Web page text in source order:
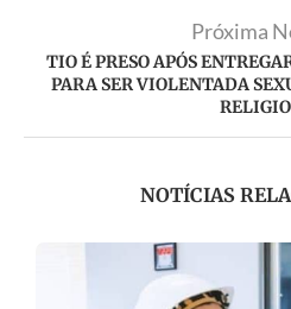
Próxima
TIO É PRESO APÓS
PARA SER VIOLENTADA
NOTÍCIAS